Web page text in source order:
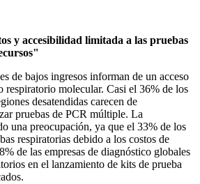
y accesibilidad limitada a las pruebas
de bajos ingresos informan de un acceso
respiratorio molecular. Casi el 36% de los
desatendidas carecen de
pruebas de PCR múltiple. La
una preocupación, ya que el 33% de los
respiratorias debido a los costos de
de las empresas de diagnóstico globales
en el lanzamiento de kits de prueba